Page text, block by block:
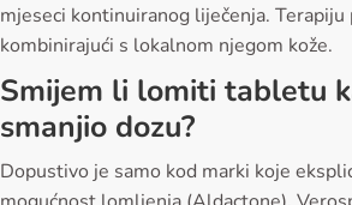
mjeseci kontinuiranog liječenja.
kombinirajući s lokalnom njegom kože.
Smijem li lomiti tabletu
smanjio dozu?
Dopustivo je samo kod marki koje